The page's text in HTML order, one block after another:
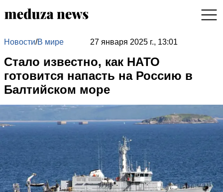
Новости/В мире 27 января 2025 г., 13:01
Стало известно, как НАТО
готовится напасть на Россию в
Балтийском море